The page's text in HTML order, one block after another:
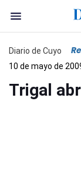
Diario de Cuyo
10 de mayo de
Trigal